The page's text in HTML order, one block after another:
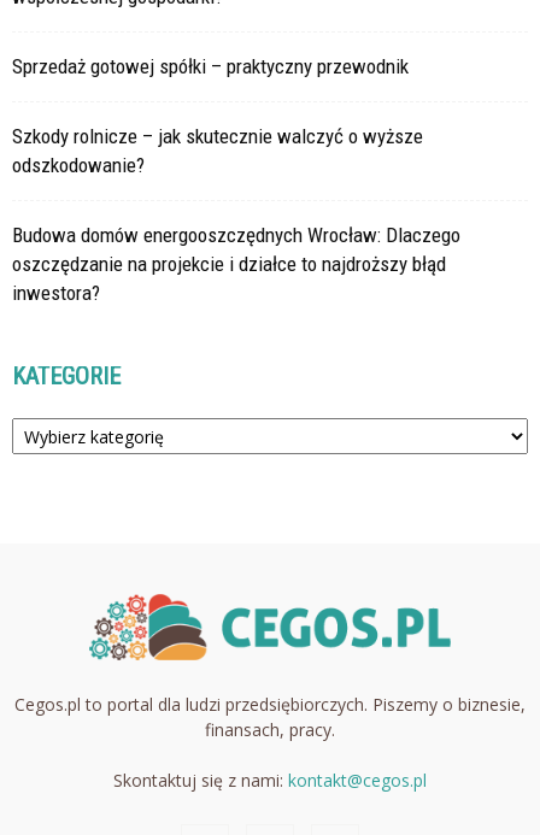
Sprzedaż gotowej spółki – praktyczny przewodnik
Szkody rolnicze – jak skutecznie walczyć o wyższe
odszkodowanie?
Budowa domów energooszczędnych Wrocław: Dlaczego
oszczędzanie na projekcie i działce to najdroższy błąd
inwestora?
KATEGORIE
Kategorie
Cegos.pl to portal dla ludzi przedsiębiorczych. Piszemy o biznesie,
finansach, pracy.
Skontaktuj się z nami: kontakt@cegos.pl